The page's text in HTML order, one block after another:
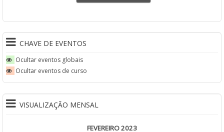
CHAVE DE EVENTOS
Ocultar eventos globais
Ocultar eventos de curso
VISUALIZAÇÃO MENSAL
FEVEREIRO 2023